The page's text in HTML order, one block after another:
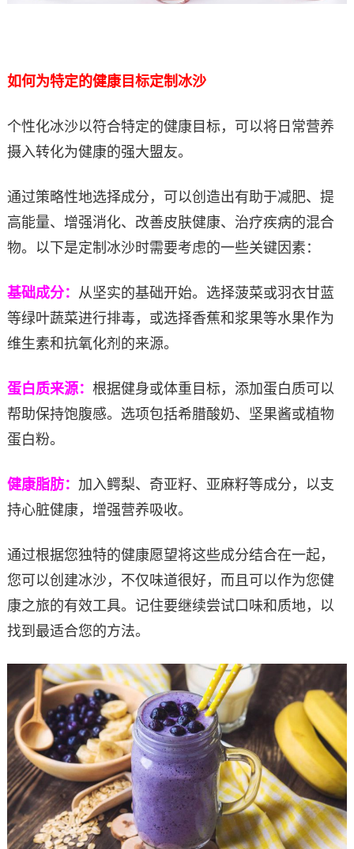
如何为特定的健康目标定制冰沙
个性化冰沙以符合特定的健康目标，可以将日常营养
摄入转化为健康的强大盟友。
通过策略性地选择成分，可以创造出有助于减肥、提
高能量、增强消化、改善皮肤健康、治疗疾病的混合
物。以下是定制冰沙时需要考虑的一些关键因素：
基础成分： 从坚实的基础开始。选择菠菜或羽衣甘蓝
等绿叶蔬菜进行排毒，或选择香蕉和浆果等水果作为
维生素和抗氧化剂的来源。
蛋白质来源： 根据健身或体重目标，添加蛋白质可以
帮助保持饱腹感。选项包括希腊酸奶、坚果酱或植物
蛋白粉。
健康脂肪： 加入鳄梨、奇亚籽、亚麻籽等成分，以支
持心脏健康，增强营养吸收。
通过根据您独特的健康愿望将这些成分结合在一起，
您可以创建冰沙，不仅味道很好，而且可以作为您健
康之旅的有效工具。记住要继续尝试口味和质地，以
找到最适合您的方法。